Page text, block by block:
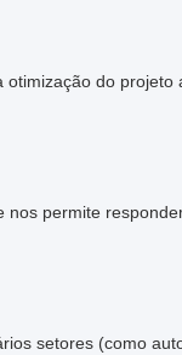
do projeto
permite
setores (como